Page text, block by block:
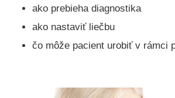
ako prebieha diagnostika
ako nastaviť liečbu
čo môže pacient urobiť v rámci